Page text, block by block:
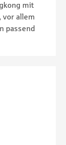
mit
vor allem
passend